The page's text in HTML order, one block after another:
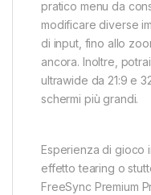
pratico menu da
modificare diverse
di input, fino allo
ancora. Inoltre,
ultrawide da 21:9 e
schermi più grandi.
Esperienza di gioco
effetto tearing o
FreeSync Premium